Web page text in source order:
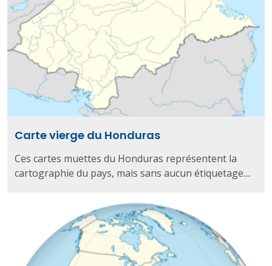
Carte vierge du Honduras
Ces cartes muettes du Honduras représentent la
cartographie du pays, mais sans aucun étiquetage....